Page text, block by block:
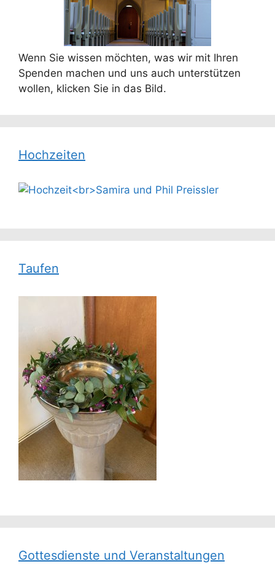
Wenn Sie wissen möchten, was wir mit Ihren
Spenden machen und uns auch unterstützen
wollen, klicken Sie in das Bild.
Hochzeiten
Taufen
Gottesdienste und Veranstaltungen